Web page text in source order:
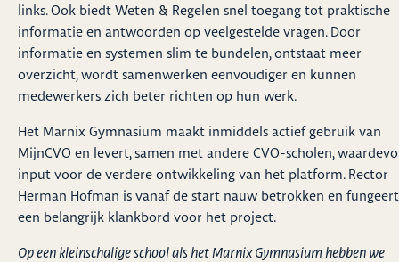
links. Ook biedt Weten & Regelen snel toegang tot praktische
informatie en antwoorden op veelgestelde vragen. Door
informatie en systemen slim te bundelen, ontstaat meer
overzicht, wordt samenwerken eenvoudiger en kunnen
medewerkers zich beter richten op hun werk.
Het Marnix Gymnasium maakt inmiddels actief gebruik van
MijnCVO en levert, samen met andere CVO-scholen,
input voor de verdere ontwikkeling van het platform. Rector
Herman Hofman is vanaf de start nauw betrokken en
een belangrijk klankbord voor het project.
Op een kleinschalige school als het Marnix Gymnasium hebben we